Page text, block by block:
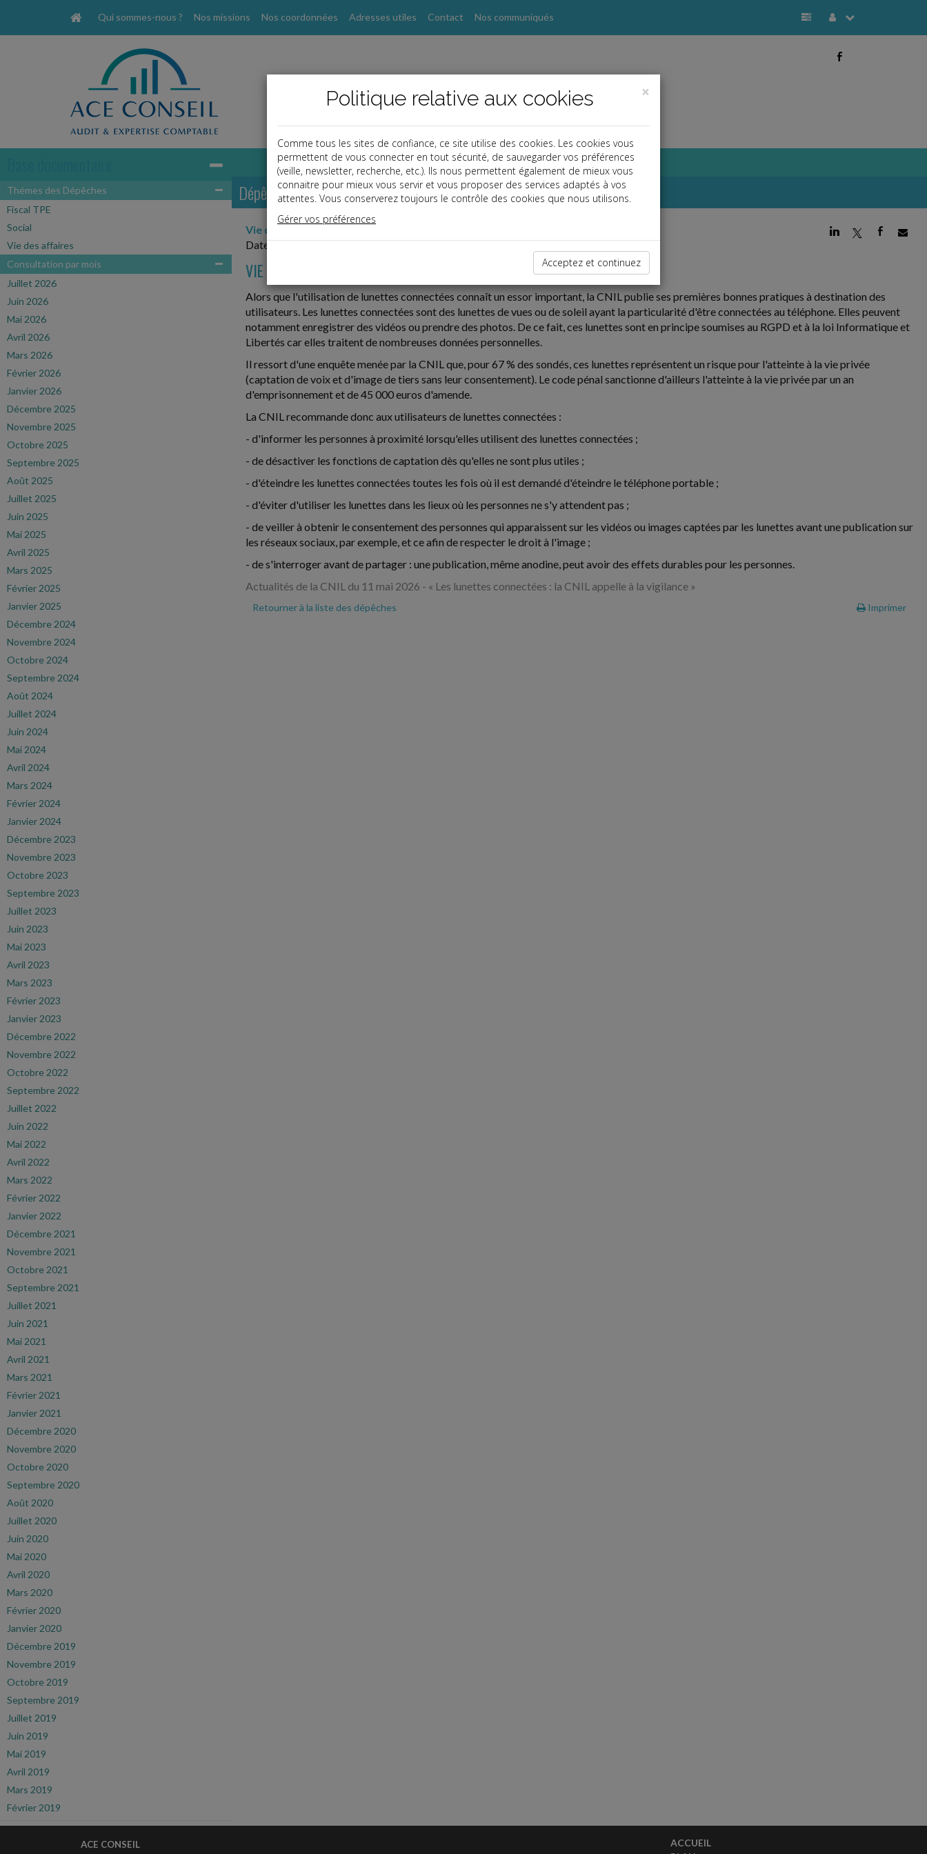
Qui sommes-nous ? Nos missions Nos coordonnées Adresses utiles Contact Nos communiqués
b
Thémes des Dépêches
Fiscal TPE
Social
Vie des affaires
Consultation par mois
Juillet 2026
Juin 2026
Mai 2026
Avril 2026
Mars 2026
Février 2026
Janvier 2026
Décembre 2025
Novembre 2025
Octobre 2025
Septembre 2025
Août 2025
Juillet 2025
Juin 2025
Mai 2025
Avril 2025
Mars 2025
Février 2025
Janvier 2025
Décembre 2024
Novembre 2024
Octobre 2024
Septembre 2024
Août 2024
Juillet 2024
Juin 2024
Mai 2024
Avril 2024
Mars 2024
Février 2024
Janvier 2024
Décembre 2023
Novembre 2023
Octobre 2023
Septembre 2023
Juillet 2023
Juin 2023
Mai 2023
Avril 2023
Mars 2023
Février 2023
Janvier 2023
Décembre 2022
Novembre 2022
Octobre 2022
Septembre 2022
Juillet 2022
Juin 2022
Mai 2022
Avril 2022
Mars 2022
Février 2022
Janvier 2022
Décembre 2021
Novembre 2021
Octobre 2021
Septembre 2021
Juillet 2021
Juin 2021
Mai 2021
Avril 2021
Mars 2021
Février 2021
Janvier 2021
Décembre 2020
Novembre 2020
Octobre 2020
Septembre 2020
Août 2020
Juillet 2020
Juin 2020
Mai 2020
Avril 2020
Mars 2020
Février 2020
Janvier 2020
Décembre 2019
Novembre 2019
Octobre 2019
Septembre 2019
Juillet 2019
Juin 2019
Mai 2019
Avril 2019
Mars 2019
Février 2019
Dépêches
j a b
Vie des affaires
Date: 2026-07-08
VIE PRIVÉE : ATTENTION AUX LUNETTES CONNECTÉES
Alors que l'utilisation de lunettes connectées connaît un essor important, la CNIL publie ses premières bonnes pratiques à destination des
utilisateurs. Les lunettes connectées sont des lunettes de vues ou de soleil ayant la particularité d'être connectées au téléphone. Elles peuvent
notamment enregistrer des vidéos ou prendre des photos. De ce fait, ces lunettes sont en principe soumises au RGPD et à la loi Informatique et
Libertés car elles traitent de nombreuses données personnelles.
Il ressort d'une enquête menée par la CNIL que, pour 67 % des sondés, ces lunettes représentent un risque pour l'atteinte à la vie privée
(captation de voix et d'image de tiers sans leur consentement). Le code pénal sanctionne d'ailleurs l'atteinte à la vie privée par un an
d'emprisonnement et de 45 000 euros d'amende.
La CNIL recommande donc aux utilisateurs de lunettes connectées :
- d'informer les personnes à proximité lorsqu'elles utilisent des lunettes connectées ;
- de désactiver les fonctions de captation dès qu'elles ne sont plus utiles ;
- d'éteindre les lunettes connectées toutes les fois où il est demandé d'éteindre le téléphone portable ;
- d'éviter d'utiliser les lunettes dans les lieux où les personnes ne s'y attendent pas ;
- de veiller à obtenir le consentement des personnes qui apparaissent sur les vidéos ou images captées par les lunettes avant une publication sur
les réseaux sociaux, par exemple, et ce afin de respecter le droit à l'image ;
- de s'interroger avant de partager : une publication, même anodine, peut avoir des effets durables pour les personnes.
Actualités de la CNIL du 11 mai 2026 - « Les lunettes connectées : la CNIL appelle à la vigilance »
Retourner à la liste des dépêches Imprimer
ACE CONSEIL
ACCUEIL
×
Politique relative aux cookies
Comme tous les sites de confiance, ce site utilise des cookies. Les cookies vous
permettent de vous connecter en tout sécurité, de sauvegarder vos préférences
(veille, newsletter, recherche, etc.). Ils nous permettent également de mieux vous
connaitre pour mieux vous servir et vous proposer des services adaptés à vos
attentes. Vous conserverez toujours le contrôle des cookies que nous utilisons.
Gérer vos préférences
Acceptez et continuez